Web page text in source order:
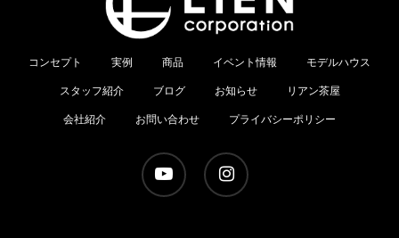
コンセプト 実例 商品 イベント情報 モデルハウス
スタッフ紹介 ブログ お知らせ リアン茶屋
会社紹介 お問い合わせ プライバシーポリシー
youtube instagram